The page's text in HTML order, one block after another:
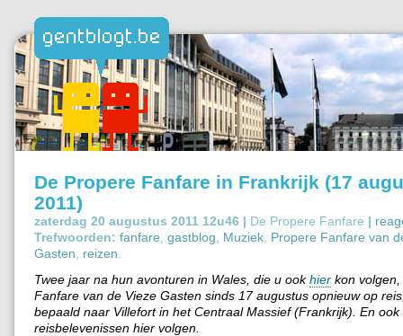
De Propere Fanfare in Frankrijk (17
2011)
zaterdag 20 augustus 2011 12u46 | De Propere Fanfare |
Trefwoorden: fanfare gastblog Muziek Propere Fanfare van
Gasten
reizen
Twee jaar na hun avonturen in Wales, die u ookhier kon
Fanfare van de Vieze Gasten sinds 17 augustus opnieuw op
bepaald naar Villefort in het Centraal Massief (Frankrijk). En
reisbelevenissen hier volgen.